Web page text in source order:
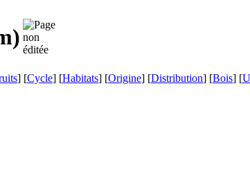
)
] [Cycle] [Habitats] [Origine] [Distribution] [Bois] [